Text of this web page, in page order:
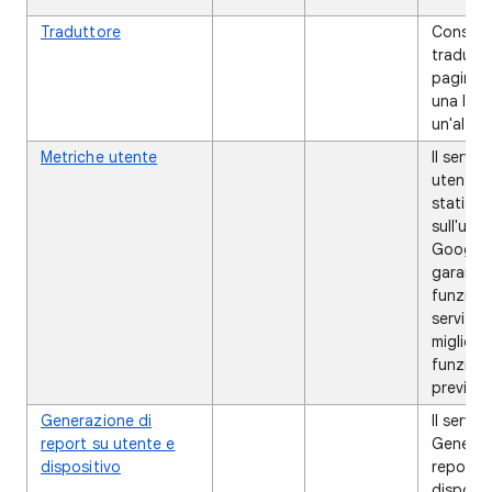
Traduttore
pagine
una
un'altra.
Metriche utente
Il
utente
Google
servizi
Generazione di
report su utente e
dispositivo
Il
report